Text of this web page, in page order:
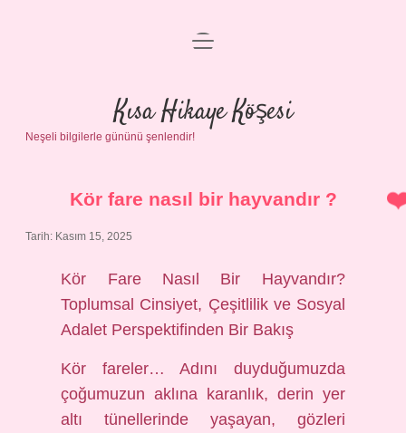
Anasayfa
Gizlilik Politikası
Yasal Uyarı
menüyü
Kısa Hikaye Köşesi
Neşeli bilgilerle gününü şenlendir!
Kör fare nasıl bir hayvandır ?
Tarih: Kasım 15, 2025
Kör Fare Nasıl Bir Hayvandır?
Toplumsal Cinsiyet, Çeşitlilik ve Sosyal
Adalet Perspektifinden Bir Bakış
Kör fareler… Adını duyduğumuzda
çoğumuzun aklına karanlık, derin yer
altı tünellerinde yaşayan, gözleri